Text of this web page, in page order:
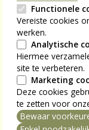
Wintergloed –
Van 24
Gratis, meer
Koksijde by light
Van 16
van 16 tot 23 uur
Gratis, meer info
Functionele
Vereiste cookies
werken.
Analytische
Hiermee
site te verbeteren.
Marketing
Deze cookies
te zetten voor
Bewaar
intrekken